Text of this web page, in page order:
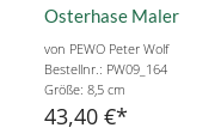
Osterhase Maler
von PEWO Peter Wolf
Bestellnr.: PW09_164
Größe: 8,5 cm
43,40 €